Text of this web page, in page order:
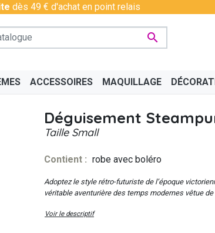
dès 49 € d'achat en point relais

DISCO & CHARLESTON
BAVAROIS CÉLÉBRITÉ
ACCESSOIRES
BOAS
MAQUILLAGE
Déguisement
Taille Small
Contient : robe avec boléro
Adoptez le style rétro-futuriste de l’époque
véritable aventurière des temps modernes vêtue
Voir le descriptif